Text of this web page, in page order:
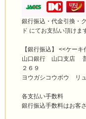
銀行振込・代金引換・
ド にてお支払い頂けま
【銀行振込】 <<ケー
山口銀行 山口支店
２６９
ヨウガシコウボウ リ
各支払い手数料
銀行振込手数料はお客